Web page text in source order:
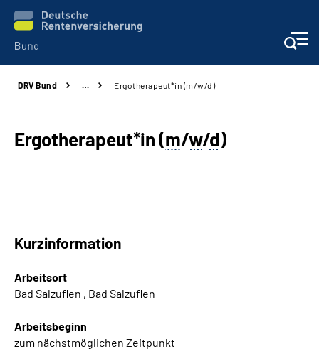
Beratung & Kontakt
Reha-Zentren
Über uns
Online-Services
Inhalte in Gebärdensprache (DGS)
DRV Bund … Ergotherapeut*in (m/w/d)
Ergotherapeut*in (m/w/d)
Kurzinformation
Arbeitsort
Bad Salzuflen , Bad Salzuflen
Arbeitsbeginn
zum nächstmöglichen Zeitpunkt